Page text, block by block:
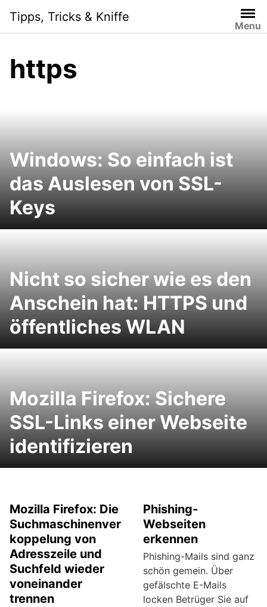
i
Tipps, Tricks & Kniffe
Menu
https
Windows: So einfach ist
das Auslesen von SSL-
Keys
Nicht so sicher wie es den
Anschein hat: HTTPS und
öffentliches WLAN
Mozilla Firefox: Sichere
SSL-Links einer Webseite
identifizieren
Mozilla Firefox: Die
Suchmaschinenver
koppelung von
Adresszeile und
Suchfeld wieder
voneinander
trennen
Phishing-
Webseiten
erkennen
Phishing-Mails sind ganz
schön gemein. Über
gefälschte E-Mails
locken Betrüger Sie auf